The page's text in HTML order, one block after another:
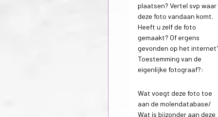
plaatsen? Vertel svp waar
deze foto vandaan komt.
Heeft u zelf de foto
gemaakt? Of ergens
gevonden op het
Toestemming van de
eigenlijke fotograaf?:
Wat voegt deze foto toe
aan de molendatabase/
Wat is bijzonder aan deze